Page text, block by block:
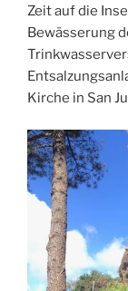
Zeit auf die
Bewässerung
Kirche in San